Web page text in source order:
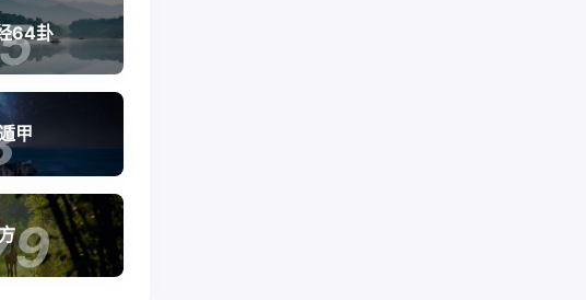
64卦
甲